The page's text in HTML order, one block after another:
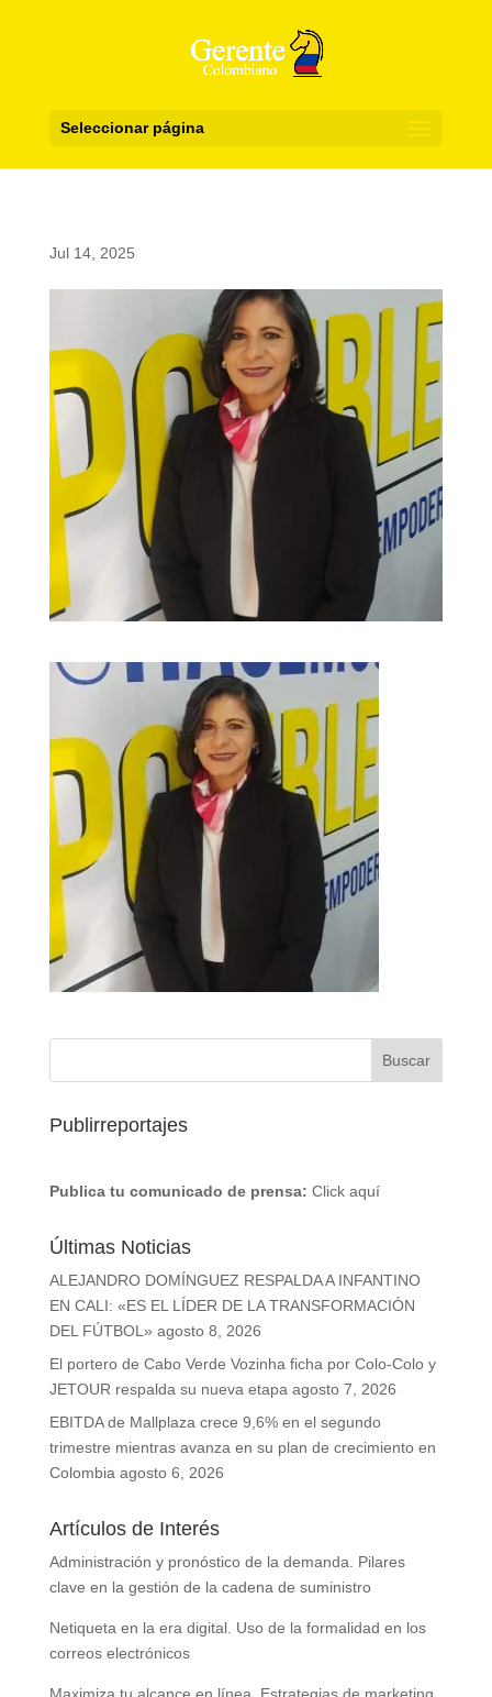
Seleccionar página
Jul 14, 2025
Publirreportajes
Publica tu comunicado de prensa: Click aquí
Últimas Noticias
ALEJANDRO DOMÍNGUEZ RESPALDA A INFANTINO
EN CALI: «ES EL LÍDER DE LA TRANSFORMACIÓN
DEL FÚTBOL» agosto 8, 2026
El portero de Cabo Verde Vozinha ficha por Colo-Colo y
JETOUR respalda su nueva etapa agosto 7, 2026
EBITDA de Mallplaza crece 9,6% en el segundo
trimestre mientras avanza en su plan de crecimiento en
Colombia agosto 6, 2026
Artículos de Interés
Administración y pronóstico de la demanda. Pilares
clave en la gestión de la cadena de suministro
Netiqueta en la era digital. Uso de la formalidad en los
correos electrónicos